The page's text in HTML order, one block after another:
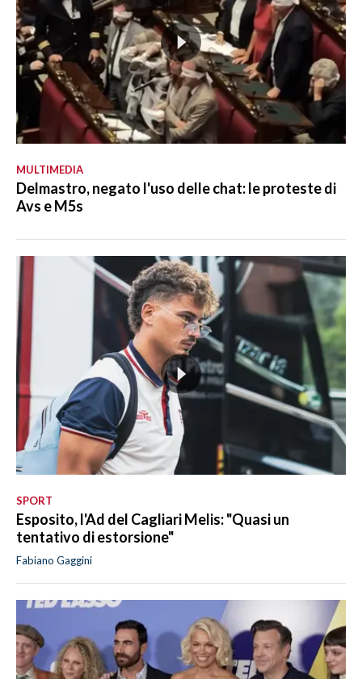
MULTIMEDIA
Delmastro, negato l'uso delle chat: le proteste di
Avs e M5s
SPORT
Esposito, l'Ad del Cagliari Melis: "Quasi un
tentativo di estorsione"
Fabiano Gaggini